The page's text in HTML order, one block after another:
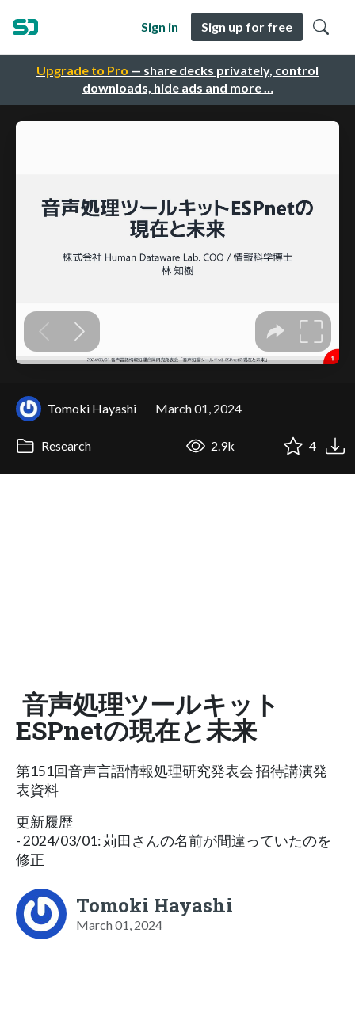
Upgrade to Pro — share decks privately, control
downloads, hide ads and more …
Sign in Sign up for free
Tomoki Hayashi March 01, 2024
Research 2.9k 4
音声処理ツールキット
ESPnetの現在と未来
第151回音声言語情報処理研究発表会 招待講演発
表資料
更新履歴
- 2024/03/01: 苅田さんの名前が間違っていたのを
修正
Tomoki Hayashi
March 01, 2024